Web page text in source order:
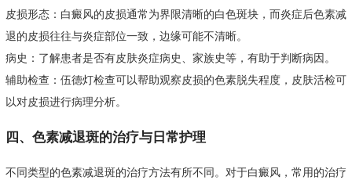
皮损形态：白癜风的皮损通常为界限清晰的白色斑块，而炎症后色素减
退的皮损往往与炎症部位一致，边缘可能不清晰。
病史：了解患者是否有皮肤炎症病史、家族史等，有助于判断病因。
辅助检查：伍德灯检查可以帮助观察皮损的色素脱失程度，皮肤活检可
以对皮损进行病理分析。
四、色素减退斑的治疗与日常护理
不同类型的色素减退斑的治疗方法有所不同。对于白癜风，常用的治疗